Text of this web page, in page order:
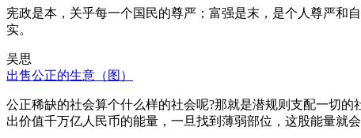
宪政是本，关乎每一个国民的尊严；富强是末，是个人尊严和
实。
吴思
出售公正的生意（图）
公正稀缺的社会算个什么样的社会呢?那就是潜规则支配一切
出价值千万亿人民币的能量，一旦找到薄弱部位，这股能量就会